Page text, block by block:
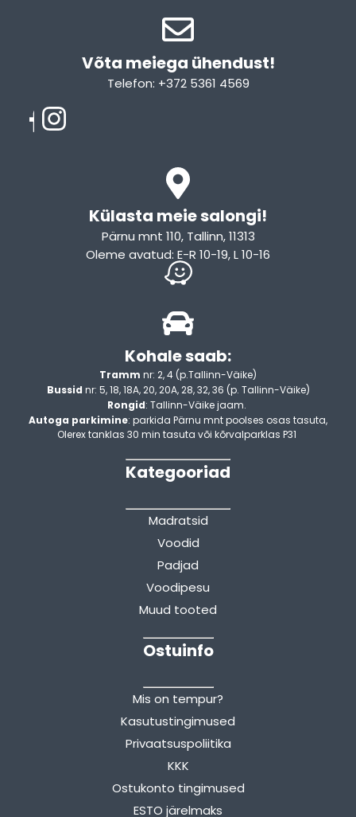
Võta meiega ühendust!​
Telefon: +372 5361 4569
Külasta meie salongi!
Pärnu mnt 110, Tallinn, 11313
Oleme avatud: E-R 10-19, L 10-16
Kohale saab:
Tramm nr: 2, 4 (p.Tallinn-Väike)
Bussid nr: 5, 18, 18A, 20, 20A, 28, 32, 36 (p. Tallinn-Väike)
Rongid: Tallinn-Väike jaam.
Autoga parkimine: parkida Pärnu mnt poolses osas tasuta,
Olerex tanklas 30 min tasuta või kõrvalparklas P31
Kategooriad
Madratsid
Voodid
Padjad
Voodipesu
Muud tooted
Ostuinfo
Mis on tempur?
Kasutustingimused
Privaatsuspoliitika
KKK
Ostukonto tingimused
ESTO järelmaks